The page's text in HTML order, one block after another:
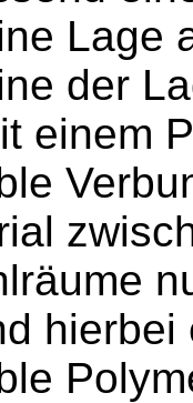
Lage
der
einem